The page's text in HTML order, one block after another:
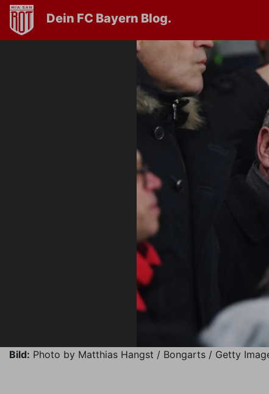
Dein FC Bayern Blog.
Bild: Photo by Matthias Hangst / Bongarts / Getty